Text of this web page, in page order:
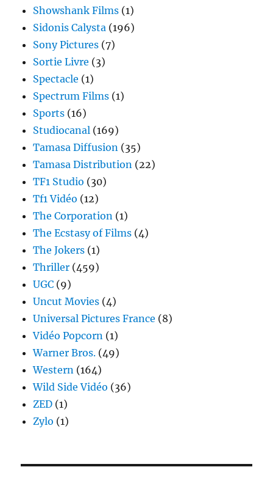
Showshank Films (1)
Sidonis Calysta (196)
Sony Pictures (7)
Sortie Livre (3)
Spectacle (1)
Spectrum Films (1)
Sports (16)
Studiocanal (169)
Tamasa Diffusion (35)
Tamasa Distribution (22)
TF1 Studio (30)
Tf1 Vidéo (12)
The Corporation (1)
The Ecstasy of Films (4)
The Jokers (1)
Thriller (459)
UGC (9)
Uncut Movies (4)
Universal Pictures France (8)
Vidéo Popcorn (1)
Warner Bros. (49)
Western (164)
Wild Side Vidéo (36)
ZED (1)
Zylo (1)